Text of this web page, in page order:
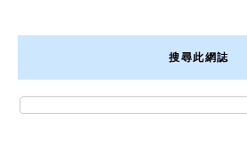
搜尋此網誌